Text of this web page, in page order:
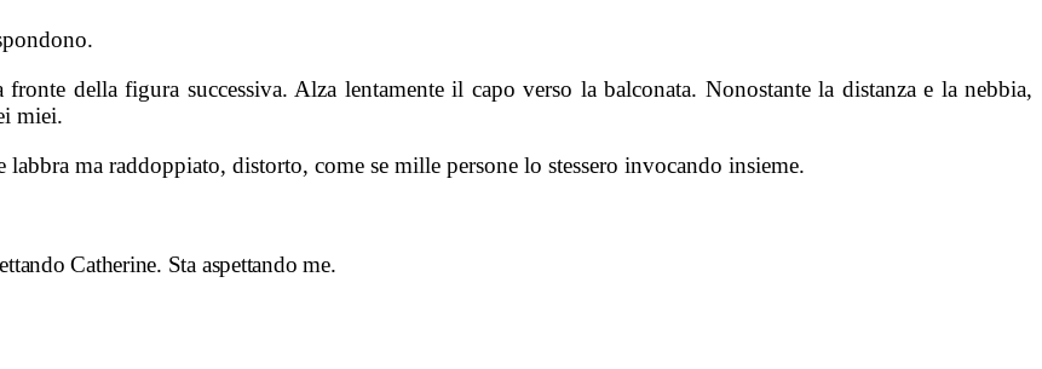
della figura successiva. Alza lentamente il capo verso la balconata. Nonostante la distanza e la nebbia,
miei.
ma raddoppiato, distorto, come se mille persone lo stessero invocando insieme.
Catherine. Sta aspettando me.